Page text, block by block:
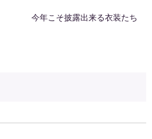
今年こそ披露出来る衣装たち